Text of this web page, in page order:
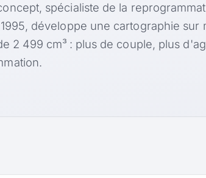
spécialiste de la
développe une cartographie
2 499 cm³ : plus de couple, plus